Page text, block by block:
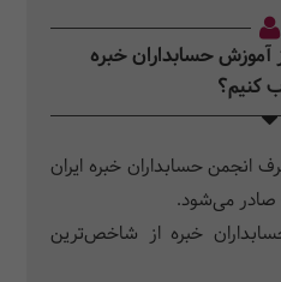
آموزش حسابداران خبره
کنیم؟
انجمن حسابداران خبره ایران
می‌شود.
خبره از شاخص‌ترین